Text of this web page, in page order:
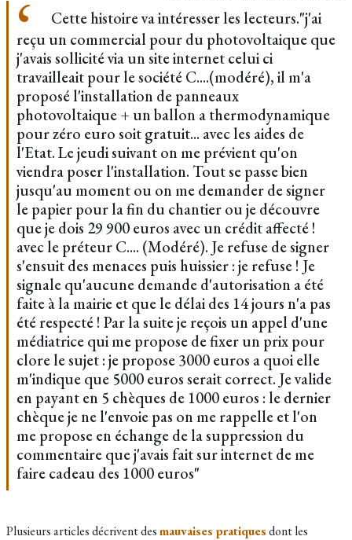
Cette histoire va intéresser les lecteurs."j'ai
reçu un commercial pour du photovoltaique que
j'avais sollicité via un site internet celui ci
travailleait pour le société C....(modéré), il m'a
proposé l'installation de panneaux
photovoltaique + un ballon a thermodynamique
pour zéro euro soit gratuit... avec les aides de
l'Etat. Le jeudi suivant on me prévient qu'on
viendra poser l'installation. Tout se passe bien
jusqu'au moment ou on me demander de signer
le papier pour la fin du chantier ou je découvre
que je dois 29 900 euros avec un crédit affecté !
avec le préteur C.... (Modéré). Je refuse de signer
s'ensuit des menaces puis huissier : je refuse ! Je
signale qu'aucune demande d'autorisation a été
faite à la mairie et que le délai des 14 jours n'a pas
été respecté ! Par la suite je reçois un appel d'une
médiatrice qui me propose de fixer un prix pour
clore le sujet : je propose 3000 euros a quoi elle
m'indique que 5000 euros serait correct. Je valide
en payant en 5 chèques de 1000 euros : le dernier
chèque je ne l'envoie pas on me rappelle et l'on
me propose en échange de la suppression du
commentaire que j'avais fait sur internet de me
faire cadeau des 1000 euros"
Plusieurs articles décrivent desmauvaises pratiquesdont les